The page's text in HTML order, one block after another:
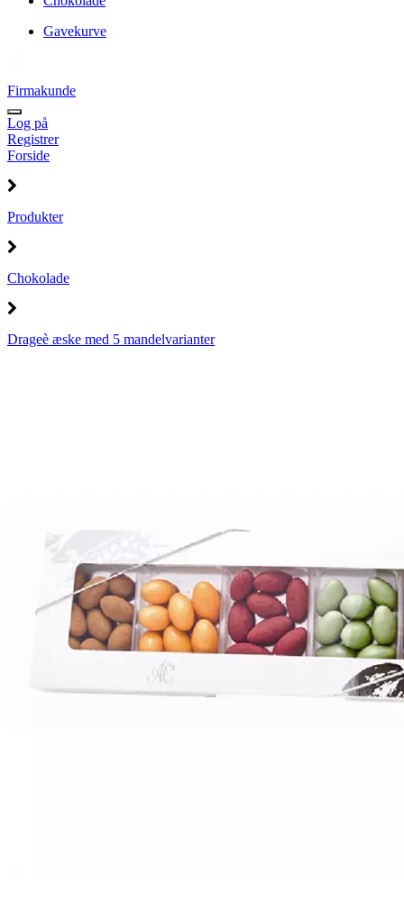
Gavekurve
Firmakunde
Log på
Registrer
Forside
Produkter
Chokolade
Drageè æske med 5 mandelvarianter